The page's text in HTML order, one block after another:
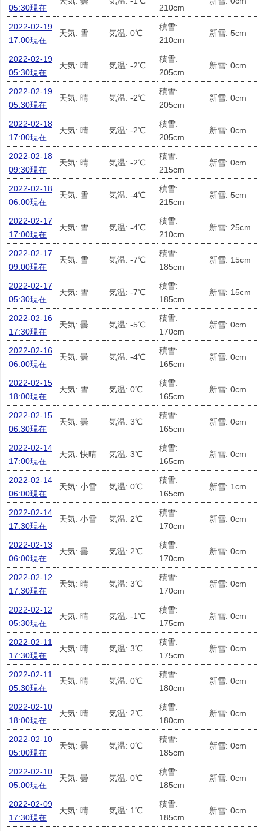
05:30現在 210cm
2022-02-19
17:00現在
天気: 雪 気温: 0℃
積雪:
210cm
新雪: 5cm
2022-02-19
05:30現在
天気: 晴 気温: -2℃
積雪:
205cm
新雪: 0cm
2022-02-19
05:30現在
天気: 晴 気温: -2℃
積雪:
205cm
新雪: 0cm
2022-02-18
17:00現在
天気: 晴 気温: -2℃
積雪:
205cm
新雪: 0cm
2022-02-18
09:30現在
天気: 晴 気温: -2℃
積雪:
215cm
新雪: 0cm
2022-02-18
06:00現在
天気: 雪 気温: -4℃
積雪:
215cm
新雪: 5cm
2022-02-17
17:00現在
天気: 雪 気温: -4℃
積雪:
210cm
新雪: 25cm
2022-02-17
09:00現在
天気: 雪 気温: -7℃
積雪:
185cm
新雪: 15cm
2022-02-17
05:30現在
天気: 雪 気温: -7℃
積雪:
185cm
新雪: 15cm
2022-02-16
17:30現在
天気: 曇 気温: -5℃
積雪:
170cm
新雪: 0cm
2022-02-16
06:00現在
天気: 曇 気温: -4℃
積雪:
165cm
新雪: 0cm
2022-02-15
18:00現在
天気: 雪 気温: 0℃
積雪:
165cm
新雪: 0cm
2022-02-15
06:30現在
天気: 曇 気温: 3℃
積雪:
165cm
新雪: 0cm
2022-02-14
17:00現在
天気: 快晴 気温: 3℃
積雪:
165cm
新雪: 0cm
2022-02-14
06:00現在
天気: 小雪 気温: 0℃
積雪:
165cm
新雪: 1cm
2022-02-14
17:30現在
天気: 小雪 気温: 2℃
積雪:
170cm
新雪: 0cm
2022-02-13
06:00現在
天気: 曇 気温: 2℃
積雪:
170cm
新雪: 0cm
2022-02-12
17:30現在
天気: 晴 気温: 3℃
積雪:
170cm
新雪: 0cm
2022-02-12
05:30現在
天気: 晴 気温: -1℃
積雪:
175cm
新雪: 0cm
2022-02-11
17:30現在
天気: 晴 気温: 3℃
積雪:
175cm
新雪: 0cm
2022-02-11
05:30現在
天気: 晴 気温: 0℃
積雪:
180cm
新雪: 0cm
2022-02-10
18:00現在
天気: 晴 気温: 2℃
積雪:
180cm
新雪: 0cm
2022-02-10
05:00現在
天気: 曇 気温: 0℃
積雪:
185cm
新雪: 0cm
2022-02-10
05:00現在
天気: 曇 気温: 0℃
積雪:
185cm
新雪: 0cm
2022-02-09
17:30現在
天気: 晴 気温: 1℃
積雪:
185cm
新雪: 0cm